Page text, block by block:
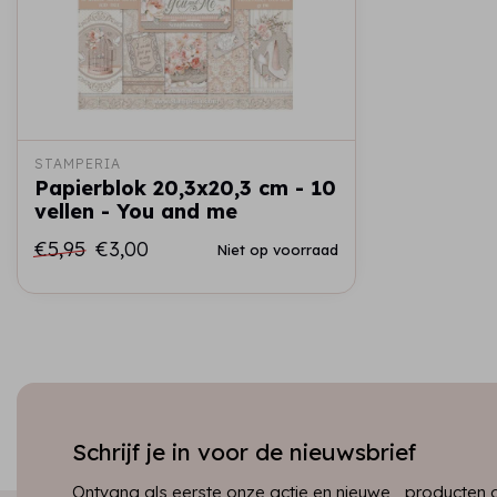
STAMPERIA
Papierblok 20,3x20,3 cm - 10
vellen - You and me
€5,95 €3,00 Niet op voorraad
Schrijf je in voor de nieuwsbrief
Ontvang als eerste onze actie en nieuwe producten